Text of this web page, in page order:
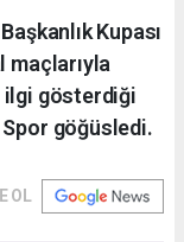
Kupası
maçlarıyla
ilgi gösterdiği
göğüsledi.
OL